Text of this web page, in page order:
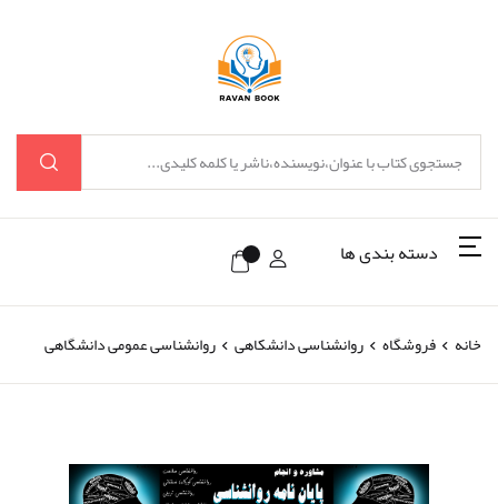
دسته بندی ها
خانه فروشگاه روانشناسی دانشکاهی روانشناسی عمومی دانشگاهی